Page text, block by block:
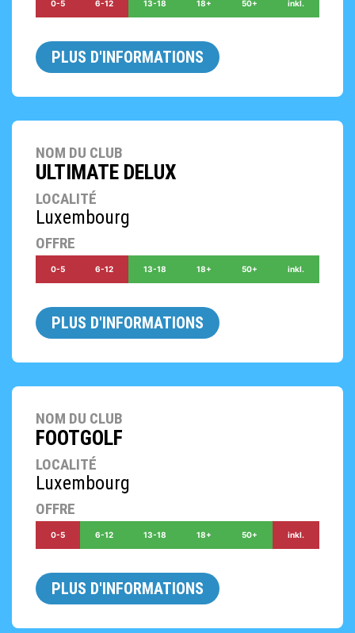
0-5 6-12 13-18 18+ 50+ inkl.
PLUS D'INFORMATIONS
NOM DU CLUB
ULTIMATE DELUX
LOCALITÉ
Luxembourg
OFFRE
0-5 6-12 13-18 18+ 50+ inkl.
PLUS D'INFORMATIONS
NOM DU CLUB
FOOTGOLF
LOCALITÉ
Luxembourg
OFFRE
0-5 6-12 13-18 18+ 50+ inkl.
PLUS D'INFORMATIONS